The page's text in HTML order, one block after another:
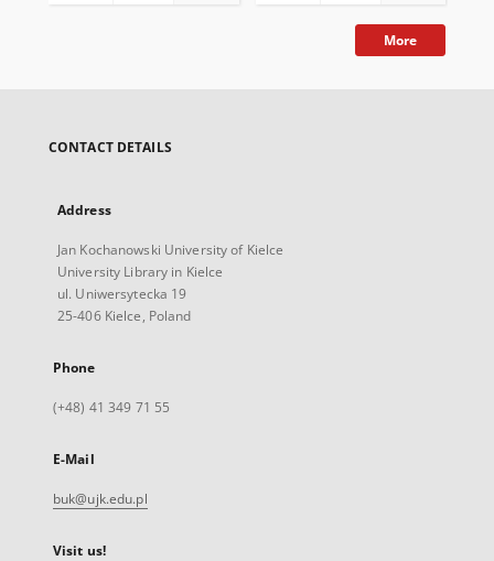
More
CONTACT DETAILS
Address
Jan Kochanowski University of Kielce
University Library in Kielce
ul. Uniwersytecka 19
25-406 Kielce, Poland
Phone
(+48) 41 349 71 55
E-Mail
buk@ujk.edu.pl
Visit us!